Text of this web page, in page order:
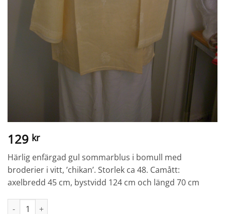
129 kr
Härlig enfärgad gul sommarblus i bomull med
broderier i vitt, ’chikan’. Storlek ca 48. Camått:
axelbredd 45 cm, bystvidd 124 cm och längd 70 cm
Blus 'chikan' - 7195 mängd